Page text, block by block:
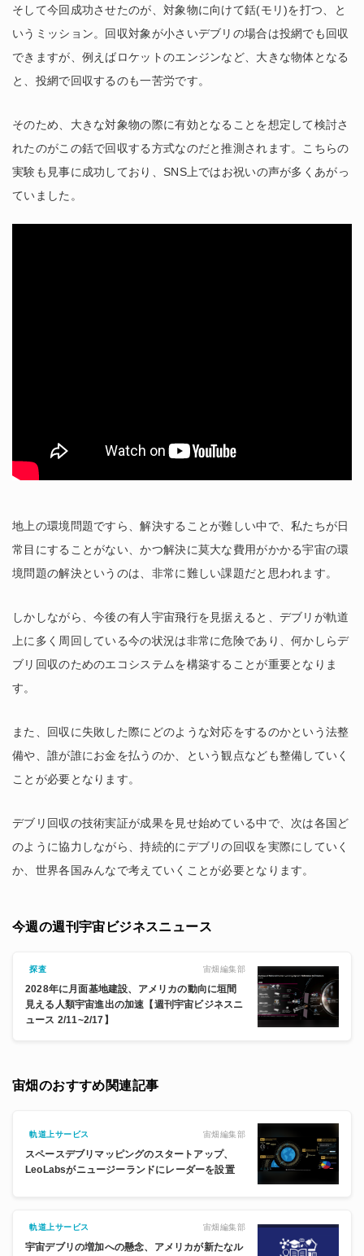
そして今回成功させたのが、対象物に向けて銛(モリ)を打つ、と
いうミッション。回収対象が小さいデブリの場合は投網でも回収
できますが、例えばロケットのエンジンなど、大きな物体となる
と、投網で回収するのも一苦労です。
そのため、大きな対象物の際に有効となることを想定して検討さ
れたのがこの銛で回収する方式なのだと推測されます。こちらの
実験も見事に成功しており、SNS上ではお祝いの声が多くあがっ
ていました。
地上の環境問題ですら、解決することが難しい中で、私たちが日
常目にすることがない、かつ解決に莫大な費用がかかる宇宙の環
境問題の解決というのは、非常に難しい課題だと思われます。
しかしながら、今後の有人宇宙飛行を見据えると、デブリが軌道
上に多く周回している今の状況は非常に危険であり、何かしらデ
ブリ回収のためのエコシステムを構築することが重要となりま
す。
また、回収に失敗した際にどのような対応をするのかという法整
備や、誰が誰にお金を払うのか、という観点なども整備していく
ことが必要となります。
デブリ回収の技術実証が成果を見せ始めている中で、次は各国ど
のように協力しながら、持続的にデブリの回収を実際にしていく
か、世界各国みんなで考えていくことが必要となります。
今週の週刊宇宙ビジネスニュース
探査 宙畑編集部
2028年に月面基地建設、アメリカの動向に垣間
見える人類宇宙進出の加速【週刊宇宙ビジネスニ
ュース 2/11~2/17】
宙畑のおすすめ関連記事
軌道上サービス 宙畑編集部
スペースデブリマッピングのスタートアップ、
LeoLabsがニュージーランドにレーダーを設置
軌道上サービス 宙畑編集部
宇宙デブリの増加への懸念、アメリカが新たなル